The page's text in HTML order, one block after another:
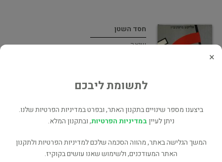
חסד השטן
שואה
יופי של עברית
בלשנות ושפות
×
לתשומת ליבכם
ביצענו מספר שינויים בתקנון האתר, ובפרט במדיניות הפרטיות שלנו.
ניתן לעייןבמדיניות הפרטיות, ובתקנון המלא.
המשך הגלישה באתר, מהווה הסכמה שלכם למדיניות הפרטיות ולתקנון
האתר המעודכנים, ולשימוש שאנו עושים בקוקיז.